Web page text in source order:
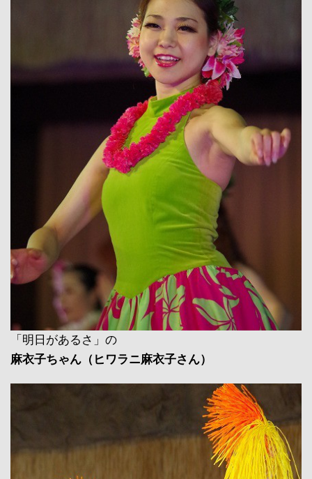
「明日があるさ」の
麻衣子ちゃん（ヒワラニ麻衣子さん）